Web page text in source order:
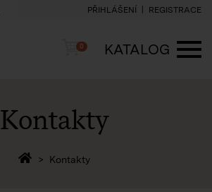
PŘIHLÁŠENÍ REGISTRACE
Košík
0
KATALOG
Kontakty
Zpět na homepage
Kontakty